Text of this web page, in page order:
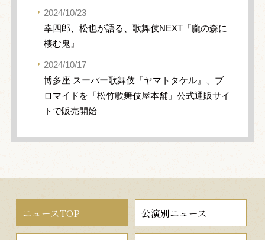
2024/10/23
幸四郎、松也が語る、歌舞伎NEXT『朧の森に
棲む鬼』
2024/10/17
博多座 スーパー歌舞伎『ヤマトタケル』、ブ
ロマイドを「松竹歌舞伎屋本舗」公式通販サイ
トで販売開始
ニュースTOP 公演別ニュース